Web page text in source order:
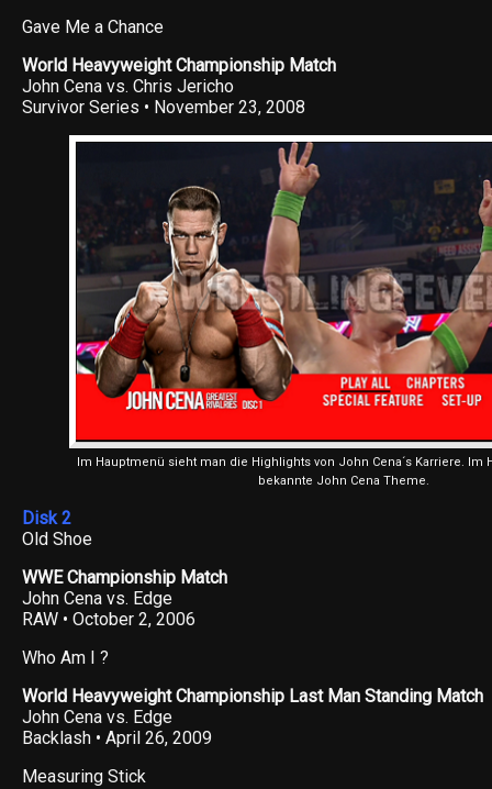
Gave Me a Chance
World Heavyweight Championship Match
John Cena vs. Chris Jericho
Survivor Series • November 23, 2008
Im Hauptmenü sieht man die Highlights von John Cena´s Karriere. Im
bekannte John Cena Theme.
Disk 2
Old Shoe
WWE Championship Match
John Cena vs. Edge
RAW • October 2, 2006
Who Am I ?
World Heavyweight Championship Last Man Standing Match
John Cena vs. Edge
Backlash • April 26, 2009
Measuring Stick